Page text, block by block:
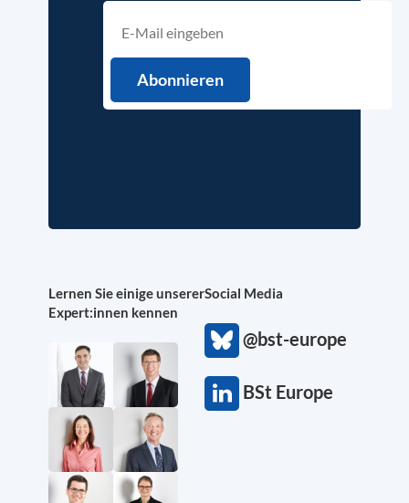
Lernen Sie einige unserer
Expert:innen kennen
Social Media
@bst-europe
BSt Europe